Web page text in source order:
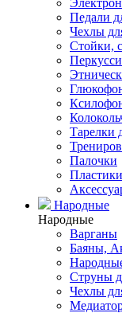
Педали
Чехлы
Стойки,
Тарелки
Палочки
Пластики
Народные
Народные
Варганы
Баяны,
Струны
Чехлы